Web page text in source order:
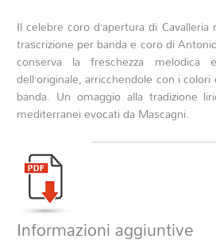
Il celebre coro d’apertura di
trascrizione per banda e coro di
conserva la freschezza melodica
dell’originale, arricchendole con i
banda. Un omaggio alla tradizione
mediterranei evocati da Mascagni.
Informazioni aggiuntive